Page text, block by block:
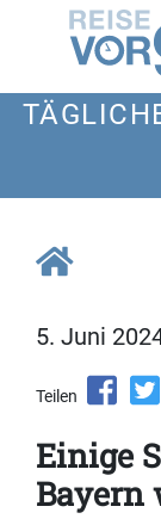
5. Juni
Teilen
Einige
Bayern